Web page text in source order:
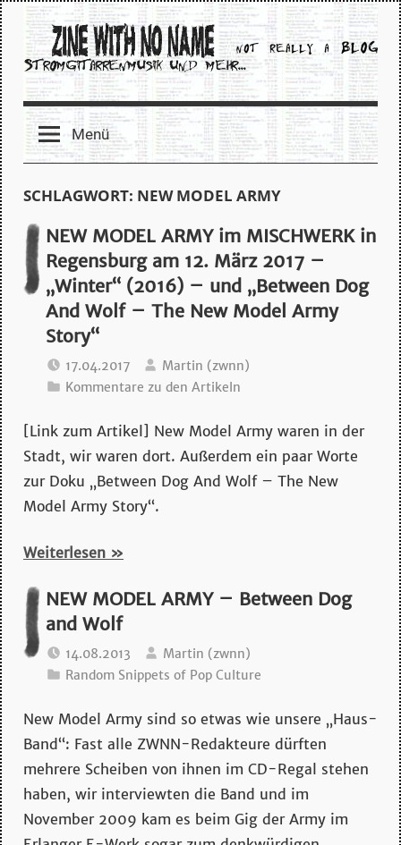
Zum
Inhalt
springen
zine
with
no
name
–
stromgitarrenmusik
und
mehr…
Menü
SCHLAGWORT: NEW MODEL ARMY
NEW MODEL ARMY im MISCHWERK in
Regensburg am 12. März 2017 –
„Winter“ (2016) – und „Between Dog
And Wolf – The New Model Army
Story“
17.04.2017
Martin (zwnn)
Kommentare zu den Artikeln
[Link zum Artikel] New Model Army waren in der
Stadt, wir waren dort. Außerdem ein paar Worte
zur Doku „Between Dog And Wolf – The New
Model Army Story“.
Weiterlesen
NEW MODEL ARMY – Between Dog
and Wolf
14.08.2013
Martin (zwnn)
Random Snippets of Pop Culture
New Model Army sind so etwas wie unsere „Haus-
Band“: Fast alle ZWNN-Redakteure dürften
mehrere Scheiben von ihnen im CD-Regal stehen
haben, wir interviewten die Band und im
November 2009 kam es beim Gig der Army im